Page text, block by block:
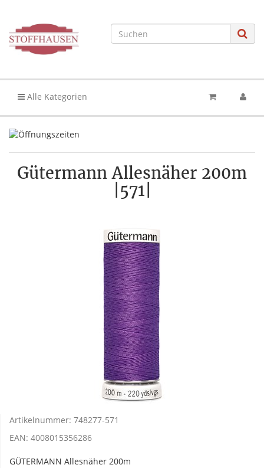
Alle Kategorien
Gütermann Allesnäher 200m
|571|
Artikelnummer: 748277-571
EAN: 4008015356286
GÜTERMANN Allesnäher 200m